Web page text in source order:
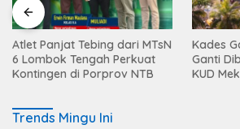
Atlet Panjat Tebing dari MTsN
6 Lombok Tengah Perkuat
Kontingen di Porprov NTB
Kades
Ganti
KUD
Trends Mingu Ini